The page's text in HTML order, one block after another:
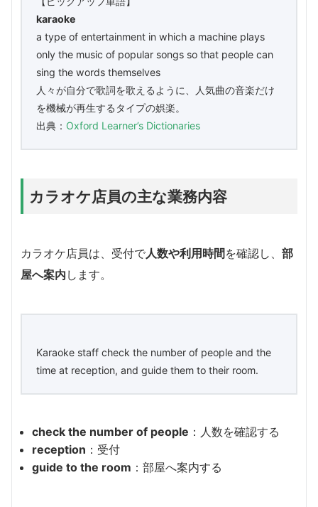
karaoke
a type of entertainment in which a machine plays
only the music of popular songs so that people can
sing the words themselves
人々が自分で歌詞を歌えるように、人気曲の音楽だけ
を機械が再生するタイプの娯楽。
出典： Oxford Learner’s Dictionaries
カラオケ店員の主な業務内容
カラオケ店員は、受付で人数や利用時間を確認し、 部
屋へ案内 します。
Karaoke staff check the number of people and the
time at reception, and guide them to their room.
check the number of people ：人数を確認する
reception ：受付
guide to the room ：部屋へ案内する